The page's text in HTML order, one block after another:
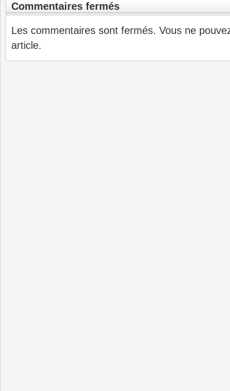
Commentaires fermés
Les commentaires sont fermés. Vous ne
article.